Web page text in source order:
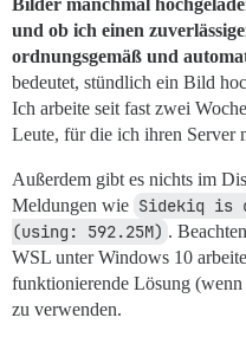
Bilder manchmal
und ob ich einen
ordnungsgemäß und
bedeutet, stündlich ein Bild
Ich arbeite seit fast zwei
Leute, für die ich ihren Server
Außerdem gibt es nichts im
Meldungen wie Sidekiq is
(using: 592.25M) .
WSL unter Windows 10
funktionierende Lösung
zu verwenden.